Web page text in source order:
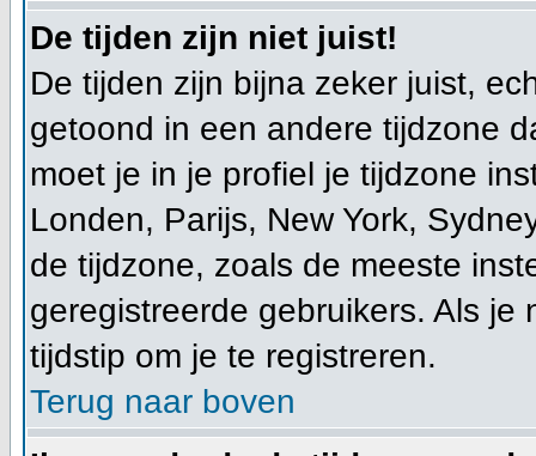
De tijden zijn niet juist!
De tijden zijn bijna zeker juist,
getoond in een andere tijdzone
moet je in je profiel je tijdzone
Londen, Parijs, New York,
de tijdzone, zoals de meeste
geregistreerde gebruikers. Als
tijdstip om je te registreren.
Terug naar boven